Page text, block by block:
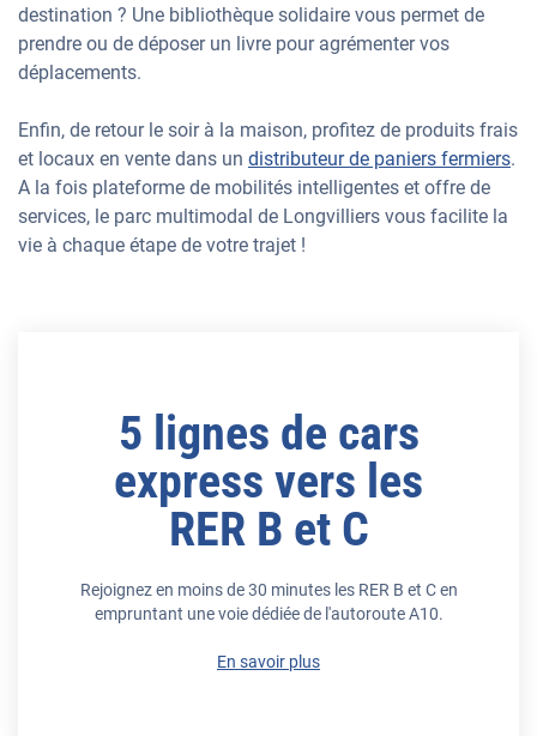
destination ? Une bibliothèque solidaire vous permet de
prendre ou de déposer un livre pour agrémenter vos
déplacements.
Enfin, de retour le soir à la maison, profitez de produits frais
et locaux en vente dans un distributeur de paniers fermiers.
A la fois plateforme de mobilités intelligentes et offre de
services, le parc multimodal de Longvilliers vous facilite la
vie à chaque étape de votre trajet !
5 lignes de cars
express vers les
RER B et C
Rejoignez en moins de 30 minutes les RER B et C en
empruntant une voie dédiée de l'autoroute A10.
En savoir plus